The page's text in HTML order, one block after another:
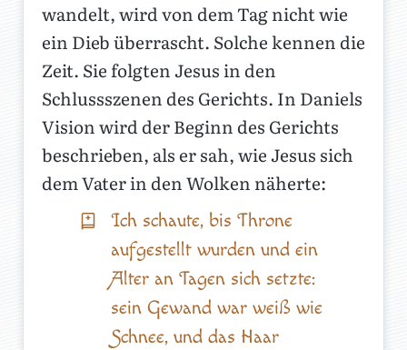
wandelt, wird von dem Tag nicht wie
ein Dieb überrascht. Solche kennen die
Zeit. Sie folgten Jesus in den
Schlussszenen des Gerichts. In Daniels
Vision wird der Beginn des Gerichts
beschrieben, als er sah, wie Jesus sich
dem Vater in den Wolken näherte:
Ich schaute, bis Throne
aufgestellt wurden und ein
Alter an Tagen sich setzte:
sein Gewand war weiß wie
Schnee, und das Haar